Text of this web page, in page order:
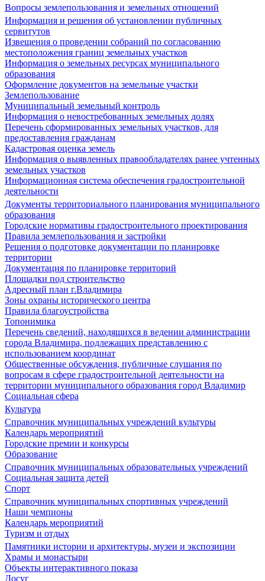
Вопросы землепользования и земельных отношений
Информация и решения об установлении публичных
сервитутов
Извещения о проведении собраний по согласованию
местоположения границ земельных участков
Информация о земельных ресурсах муниципального
образования
Оформление документов на земельные участки
Землепользование
Муниципальный земельный контроль
Информация о невостребованных земельных долях
Перечень сформированных земельных участков, для
предоставления гражданам
Кадастровая оценка земель
Информация о выявленных правообладателях ранее учтенных
земельных участков
Информационная система обеспечения градостроительной
деятельности
Документы территориального планирования муниципального
образования
Городские нормативы градостроительного проектирования
Правила землепользования и застройки
Решения о подготовке документации по планировке
территории
Документация по планировке территорий
Площадки под строительство
Адресный план г.Владимира
Зоны охраны исторического центра
Правила благоустройства
Топонимика
Перечень сведений, находящихся в ведении администрации
города Владимира, подлежащих представлению с
использованием координат
Общественные обсуждения, публичные слушания по
вопросам в сфере градостроительной деятельности на
территории муниципального образования город Владимир
Социальная сфера
Культура
Справочник муниципальных учреждений культуры
Календарь мероприятий
Городские премии и конкурсы
Образование
Справочник муниципальных образовательных учреждений
Социальная защита детей
Спорт
Справочник муниципальных спортивных учреждений
Наши чемпионы
Календарь мероприятий
Туризм и отдых
Памятники истории и архитектуры, музеи и экспозиции
Храмы и монастыри
Объекты интерактивного показа
Досуг